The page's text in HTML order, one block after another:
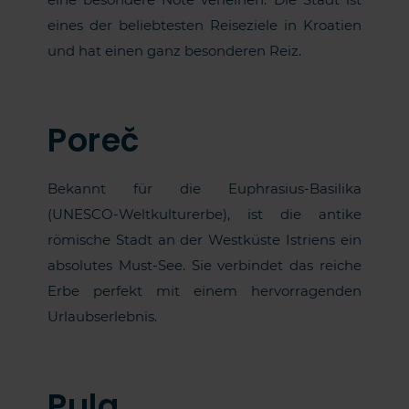
eines der beliebtesten Reiseziele in Kroatien
und hat einen ganz besonderen Reiz.
Poreč
Bekannt für die Euphrasius-Basilika
(UNESCO-Weltkulturerbe), ist die antike
römische Stadt an der Westküste Istriens ein
absolutes Must-See. Sie verbindet das reiche
Erbe perfekt mit einem hervorragenden
Urlaubserlebnis.